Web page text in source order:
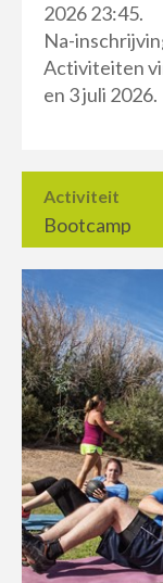
2026 23:45.
Na-
Activiteiten
en 3 juli 2026.
Activiteit
Bootcamp